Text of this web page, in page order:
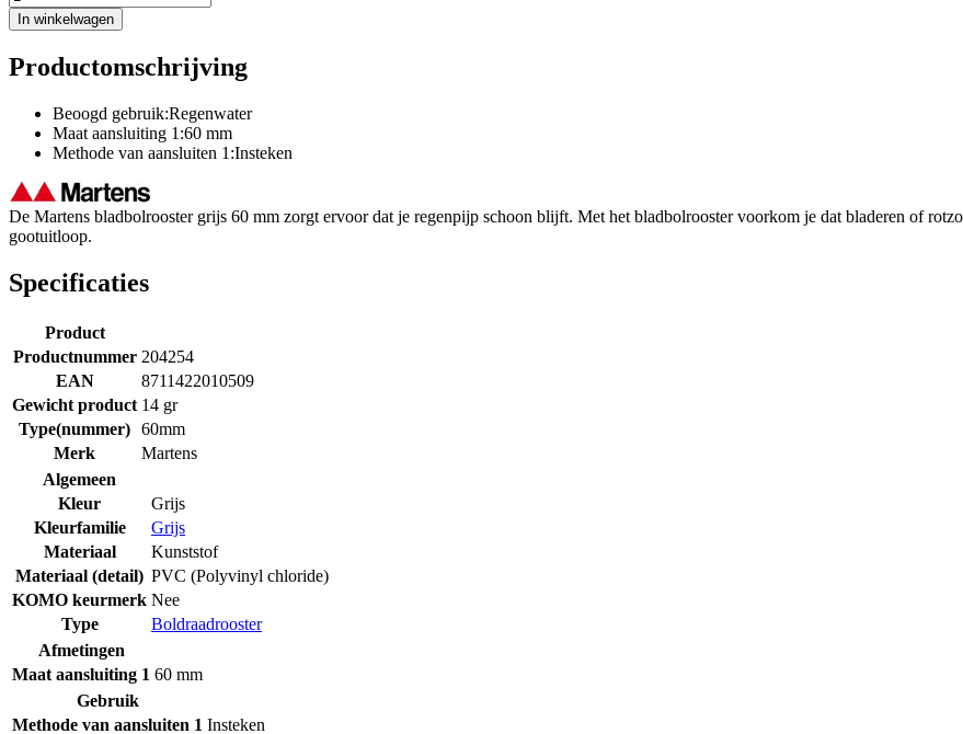
In winkelwagen
Productomschrijving
Beoogd gebruik:Regenwater
Maat aansluiting 1:60 mm
Methode van aansluiten 1:Insteken
De Martens bladbolrooster grijs 60 mm zorgt ervoor dat je regenpijp schoon blijft. Met het bladbolrooster voorkom je dat bladeren of
gootuitloop.
Specificaties
Product
Productnummer 204254
EAN
8711422010509
Gewicht product 14 gr
Type(nummer) 60mm
Merk
Martens
Algemeen
Kleur
Grijs
Kleurfamilie
Grijs
Materiaal
Kunststof
Materiaal (detail) PVC (Polyvinyl chloride)
KOMO keurmerk Nee
Type
Boldraadrooster
Afmetingen
Maat aansluiting 1 60 mm
Gebruik
Methode van aansluiten 1 Insteken